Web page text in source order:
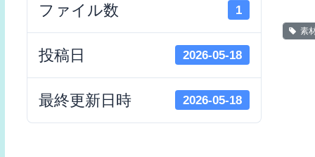
ファイル数 1
投稿日 2026-05-18
最終更新日時 2026-05-18
素